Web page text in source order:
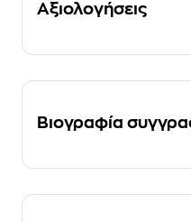
Αξιολογήσεις
Βιογραφία